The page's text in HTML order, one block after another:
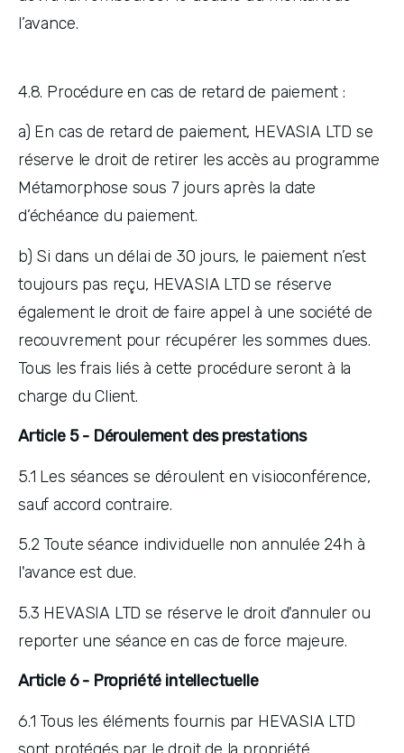
l’avance.
4.8. Procédure en cas de retard de paiement :
a) En cas de retard de paiement, HEVASIA LTD se
réserve le droit de retirer les accès au programme
Métamorphose sous 7 jours après la date
d’échéance du paiement.
b) Si dans un délai de 30 jours, le paiement n’est
toujours pas reçu, HEVASIA LTD se réserve
également le droit de faire appel à une société de
recouvrement pour récupérer les sommes dues.
Tous les frais liés à cette procédure seront à la
charge du Client.
Article 5 - Déroulement des prestations
5.1 Les séances se déroulent en visioconférence,
sauf accord contraire.
5.2 Toute séance individuelle non annulée 24h à
l'avance est due.
5.3 HEVASIA LTD se réserve le droit d'annuler ou
reporter une séance en cas de force majeure.
Article 6 - Propriété intellectuelle
6.1 Tous les éléments fournis par HEVASIA LTD
sont protégés par le droit de la propriété